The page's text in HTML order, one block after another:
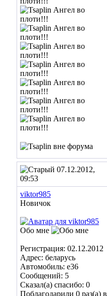
07.12.2012,
09:53
viktor985
Новичок
Обо мне
Регистрация: 02.12.2012
Адрес: беларусь
Автомобиль: е36
Сообщений: 5
Сказал(а) спасибо: 0
Поблагодарили 0 раз(а) в